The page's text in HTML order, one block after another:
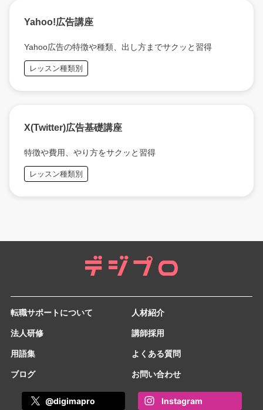
Yahoo!広告講座
Yahoo広告の特徴や種類、出し方までサクッと習得
レッスン種類別
X(Twitter)広告基礎講座
特徴や費用、やり方をサクッと習得
レッスン種類別
転職サポートについて 人材紹介
法人研修 講師採用
用語集 よくある質問
ブログ お問い合わせ
@digimapro Instagram